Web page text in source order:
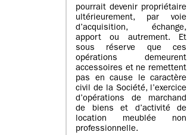
pourrait devenir propriétaire
ultérieurement, par voie
d’acquisition, échange,
apport ou autrement. Et
sous réserve que ces
opérations demeurent
accessoires et ne remettent
pas en cause le caractère
civil de la Société, l’exercice
d’opérations de marchand
de biens et d’activité de
location meublée non
professionnelle.